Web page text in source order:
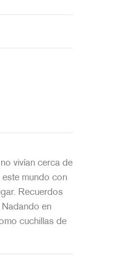
vivían cerca de
mundo con
Recuerdos
en
cuchillas de